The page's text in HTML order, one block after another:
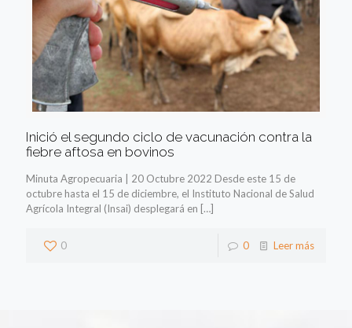
Inició el segundo ciclo de vacunación contra la
fiebre aftosa en bovinos
Minuta Agropecuaria | 20 Octubre 2022 Desde este 15 de
octubre hasta el 15 de diciembre, el Instituto Nacional de Salud
Agrícola Integral (Insai) desplegará en […]
0 0 Leer más